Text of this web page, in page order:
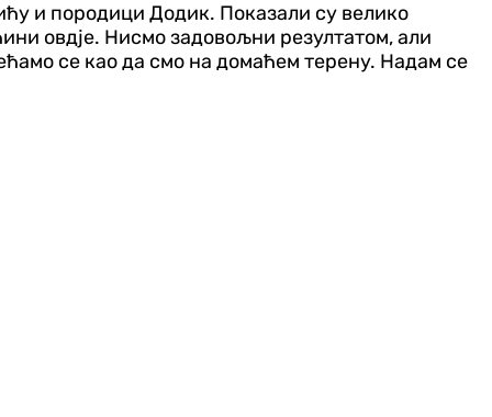
и породици Додик. Показали су велико
овдје. Нисмо задовољни резултатом, али
се као да смо на домаћем терену. Надам се